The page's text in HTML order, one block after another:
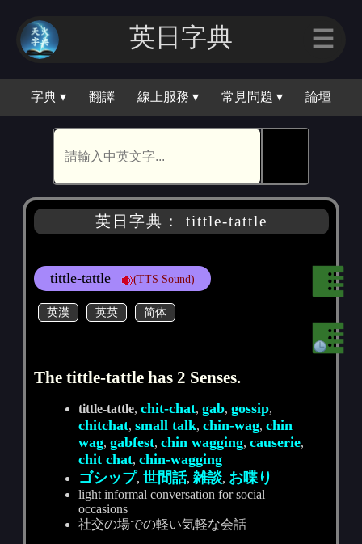
英日字典 ☰
字典 ▾ 翻譯 線上服務 ▾ 常見問題 ▾ 論壇
英日字典： tittle-tattle
tittle-tattle (TTS Sound)
英漢 英英 简体
The tittle-tattle has 2 Senses.
tittle-tattle,chit-chat,gab,gossip,
chitchat,small talk,chin-wag,chin
wag,gabfest,chin wagging,causerie,
chit chat,chin-wagging
ゴシップ,世間話,雑談, お喋り
light informal conversation for social
occasions
社交の場での軽い気軽な会話